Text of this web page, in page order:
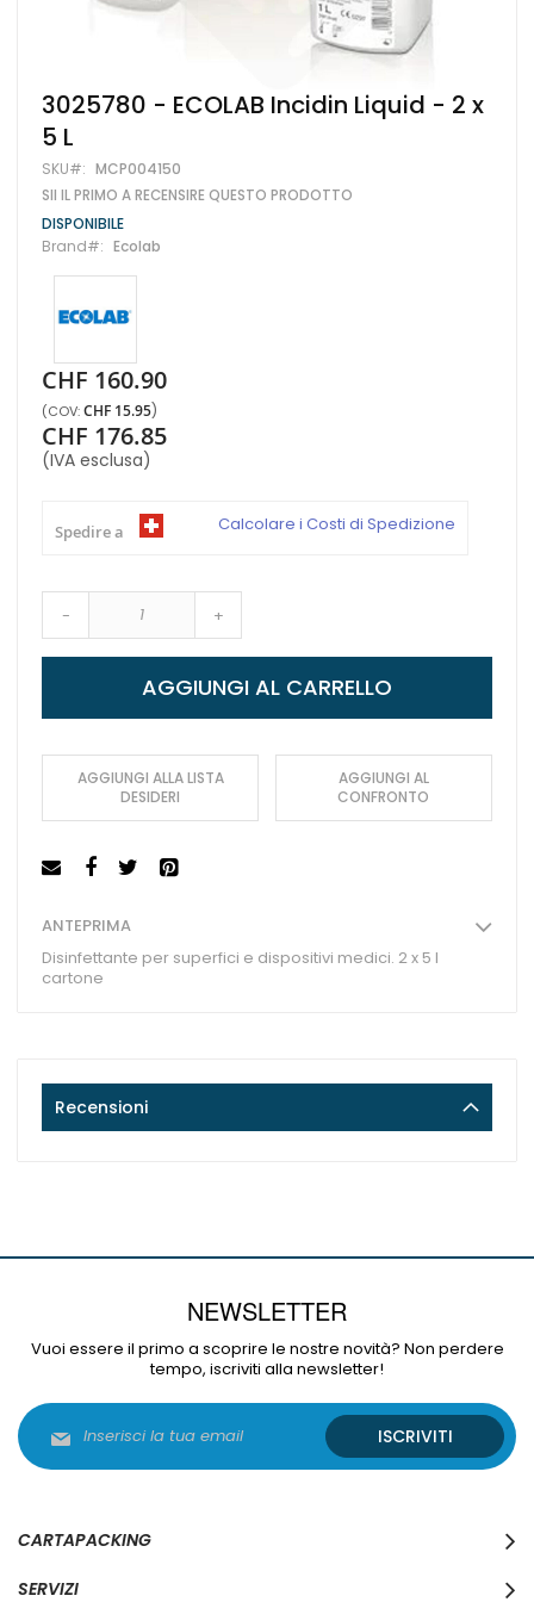
Vai
all'inizio
della
galleria
di
immagini
3025780 - ECOLAB Incidin Liquid - 2 x
5 L
SKU MCP004150
SII IL PRIMO A RECENSIRE QUESTO PRODOTTO
DISPONIBILE
Brand
Ecolab
CHF 160.90
CHF 15.95
CHF 176.85
(IVA esclusa)
Spedire a Calcolare i Costi di Spedizione
- +
AGGIUNGI AL CARRELLO
AGGIUNGI ALLA LISTA
DESIDERI
AGGIUNGI AL
CONFRONTO
ANTEPRIMA
Disinfettante per superfici e dispositivi medici. 2 x 5 l
cartone
Recensioni
NEWSLETTER
Vuoi essere il primo a scoprire le nostre novità? Non perdere
tempo, iscriviti alla newsletter!
alla
nostra
ISCRIVITI
CARTAPACKING
SERVIZI